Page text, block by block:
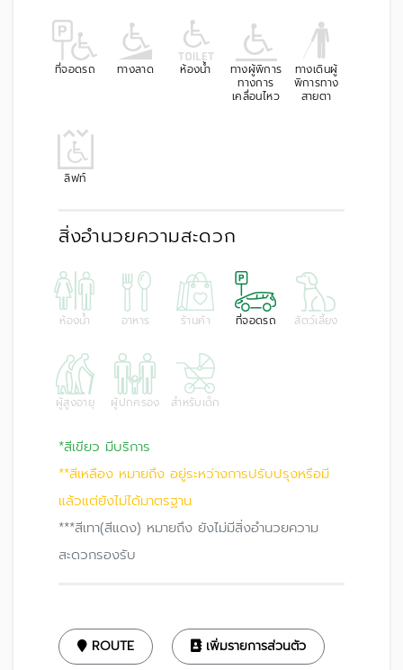
ที่จอดรถ ทางลาด ห้องน้ำ
ทางผู้พิการ
ทางการ
เคลื่อนไหว
ทางเดินผู้
พิการทาง
สายตา
ลิฟท์
สิ่งอำนวยความสะดวก
ห้องน้ำ อาหาร ร้านค้า ที่จอดรถ สัตว์เลี้ยง
ผู้สูงอายุ ผู้ปกครอง สำหรับเด็ก
*สีเขียว มีบริการ
**สีเหลือง หมายถึง อยู่ระหว่างการปรับปรุงหรือมี
แล้วแต่ยังไม่ได้มาตรฐาน
***สีเทา(สีแดง) หมายถึง ยังไม่มีสิ่งอำนวยความ
สะดวกรองรับ
ROUTE เพิ่มรายการส่วนตัว